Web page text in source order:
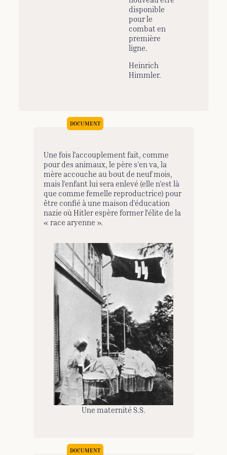
disponible
pour le
combat en
première
ligne.
Heinrich
Himmler.
Une fois l’accouplement fait, comme
pour des animaux, le père s’en va, la
mère accouche au bout de neuf mois,
mais l’enfant lui sera enlevé (elle n’est là
que comme femelle reproductrice) pour
être confié à une maison d’éducation
nazie où Hitler espère former l’élite de la
« race aryenne ».
Une maternité S.S.